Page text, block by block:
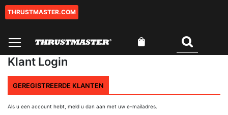
Ga
inhoud
THRUSTMASTER.COM
Klant Login
GEREGISTREERDE KLANTEN
Als u een account hebt, meld u dan aan met uw e-mailadres.